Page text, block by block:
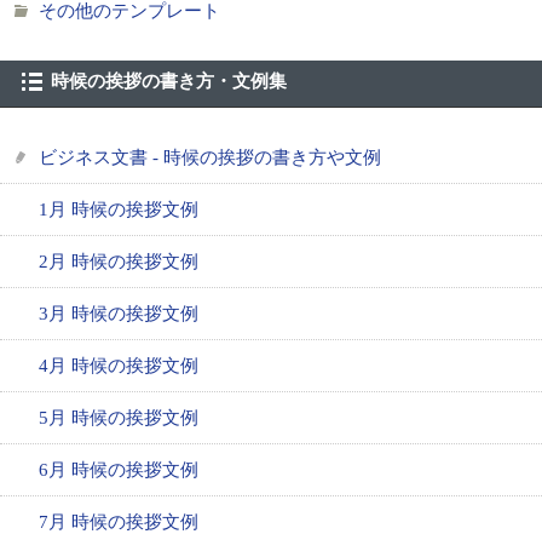
その他のテンプレート
時候の挨拶の書き方・文例集
ビジネス文書 - 時候の挨拶の書き方や文例
1月 時候の挨拶文例
2月 時候の挨拶文例
3月 時候の挨拶文例
4月 時候の挨拶文例
5月 時候の挨拶文例
6月 時候の挨拶文例
7月 時候の挨拶文例